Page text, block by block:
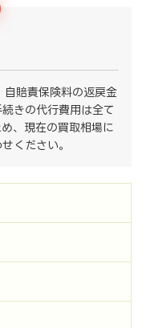
自賠責保険料の返戻金
きの代行費用は全て
、現在の買取相場に
ください。